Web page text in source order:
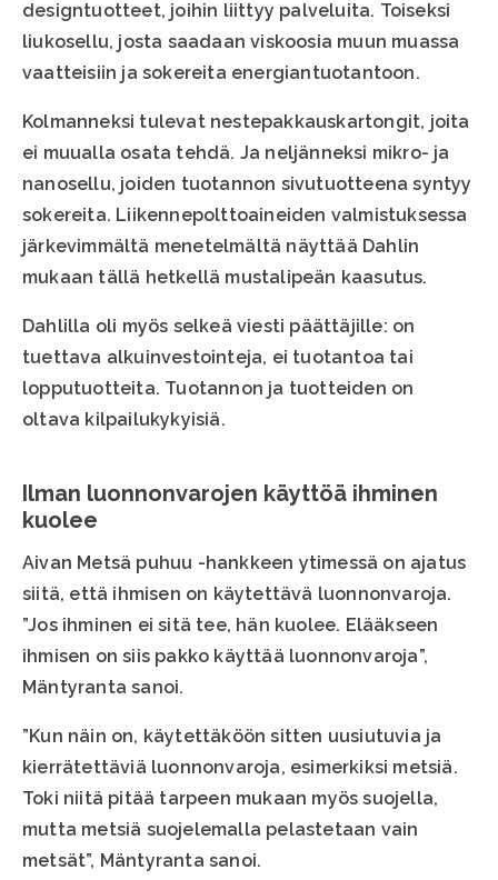
designtuotteet, joihin liittyy palveluita. Toiseksi
liukosellu, josta saadaan viskoosia muun muassa
vaatteisiin ja sokereita energiantuotantoon.
Kolmanneksi tulevat nestepakkauskartongit, joita
ei muualla osata tehdä. Ja neljänneksi mikro- ja
nanosellu, joiden tuotannon sivutuotteena syntyy
sokereita. Liikennepolttoaineiden valmistuksessa
järkevimmältä menetelmältä näyttää Dahlin
mukaan tällä hetkellä mustalipeän kaasutus.
Dahlilla oli myös selkeä viesti päättäjille: on
tuettava alkuinvestointeja, ei tuotantoa tai
lopputuotteita. Tuotannon ja tuotteiden on
oltava kilpailukykyisiä.
Ilman luonnonvarojen käyttöä ihminen
kuolee
Aivan Metsä puhuu -hankkeen ytimessä on ajatus
siitä, että ihmisen on käytettävä luonnonvaroja.
”Jos ihminen ei sitä tee, hän kuolee. Elääkseen
ihmisen on siis pakko käyttää luonnonvaroja”,
Mäntyranta sanoi.
”Kun näin on, käytettäköön sitten uusiutuvia ja
kierrätettäviä luonnonvaroja, esimerkiksi metsiä.
Toki niitä pitää tarpeen mukaan myös suojella,
mutta metsiä suojelemalla pelastetaan vain
metsät”, Mäntyranta sanoi.